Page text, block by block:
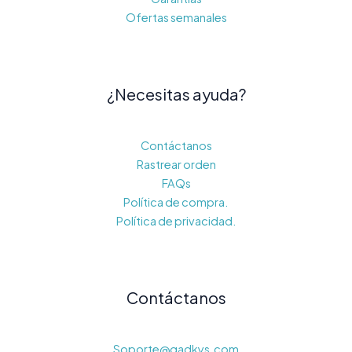
Ofertas semanales
¿Necesitas ayuda?
Contáctanos
Rastrear orden
FAQs
Política de compra.
Política de privacidad.
Contáctanos
Soporte@gadkys.com